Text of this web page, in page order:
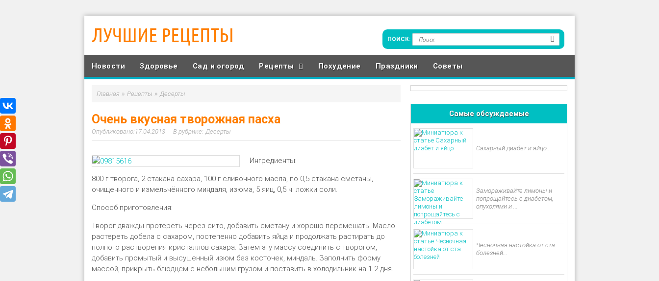
ЛУЧШИЕ РЕЦЕПТЫ
Новости Здоровье Сад и огород Рецепты Похудение Праздники Советы
Главная » Рецепты » Десерты
Очень вкусная творожная пасха
17.04.2013 Десерты
Ингредиенты:
800 г творога, 2 стакана сахара, 100 г сливочного масла, по 0,5 стакана сметаны,
очищенного и измельчённого миндаля, изюма, 5 яиц, 0,5 ч. ложки соли.
Способ приготовления:
Творог дважды протереть через сито, добавить сметану и хорошо перемешать. Масло
растереть добела с сахаром, постепенно добавить яйца и продолжать растирать до
полного растворения кристаллов сахара. Затем эту массу соединить с творогом,
добавить промытый и высушенный изюм без косточек, миндаль. Заполнить форму
массой, прикрыть блюдцем с небольшим грузом и поставить в холодильник на 1-2 дня.
Самые обсуждаемые
Сахарный диабет и яйцо...
Замораживайте лимоны и
попрощайтесь с диабетом,
опухолями и ...
Чесночная настойка от ста
болезней...